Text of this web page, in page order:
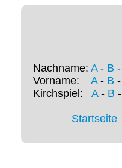
Nachname: A- B -
Vorname: A- B -
Kirchspiel: A- B -
Startseite